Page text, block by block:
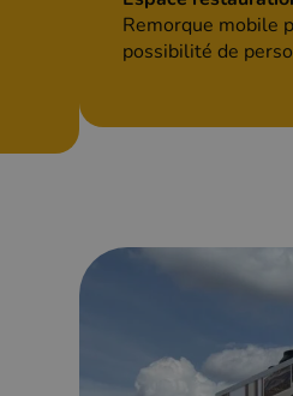
Remorque mobile
possibilité de